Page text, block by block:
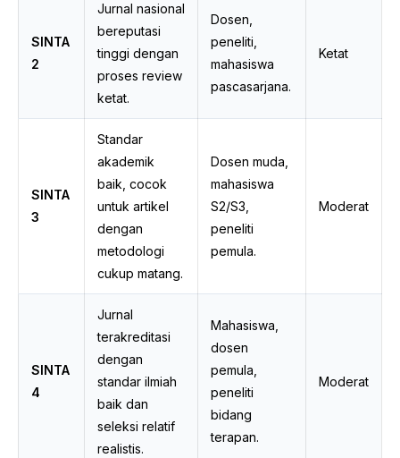
SINTA
2
Jurnal nasional
bereputasi
tinggi dengan
proses review
ketat.
Dosen,
peneliti,
mahasiswa
pascasarjana.
Ketat
SINTA
3
Standar
akademik
baik, cocok
untuk artikel
dengan
metodologi
cukup matang.
Dosen muda,
mahasiswa
S2/S3,
peneliti
pemula.
Moderat
SINTA
4
Jurnal
terakreditasi
dengan
standar ilmiah
baik dan
seleksi relatif
realistis.
Mahasiswa,
dosen
pemula,
peneliti
bidang
terapan.
Moderat